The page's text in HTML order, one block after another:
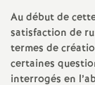
Au début de
satisfaction de
termes de
certaines
interrogés en